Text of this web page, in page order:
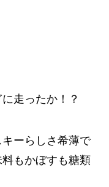
走ったか！？
ーらしさ希薄で
もかぼすも糖類